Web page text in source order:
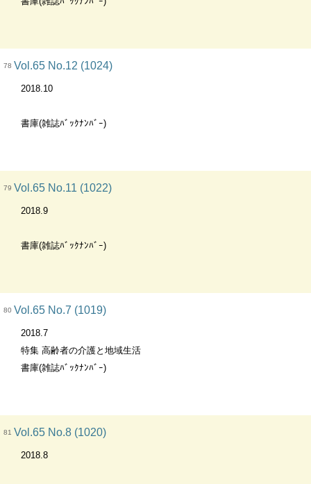
78 Vol.65 No.12 (1024)
2018.10
書庫(雑誌ﾊﾞｯｸﾅﾝﾊﾞｰ)
79 Vol.65 No.11 (1022)
2018.9
書庫(雑誌ﾊﾞｯｸﾅﾝﾊﾞｰ)
80 Vol.65 No.7 (1019)
2018.7
特集 高齢者の介護と地域生活
書庫(雑誌ﾊﾞｯｸﾅﾝﾊﾞｰ)
81 Vol.65 No.8 (1020)
2018.8